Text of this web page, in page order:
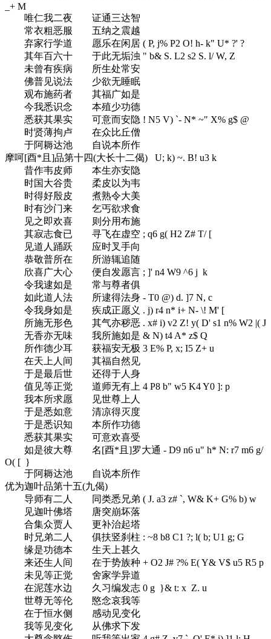
_+ M
唯仁我二夜 证通三达智
常衣粗恶服 五纳之震越
弃家行学道 愿乐在闲居 ( P, j% P2 O! h- k" U* ?' ?
其年百六十 于此无垢浊 " b& S. L2 s2 S. l/ W, Z
未曾有疾病 所生处常安
佛普见说法 少欲无睡眠
观布施药者 其福广如是
今我悉识念 本殖少功德
悉获其果实 可意而安隐 ! N5 V) `- N* ~" X% g$ @
时贤薄拘卢 在众比丘僧
于阿耨达池 自说本所作
摩呵[酉*且]品第十四(大长十二偈)
U; k) ~. B! u3 k
昔作韦皮师 本生亦安隐
时国大谷贵 柔皮以为韦
时得好殷皮 煮熟令大美
时有沙门来 乞丐欲求食
见之即欢喜 则分用布施
其寂志食已 寻飞在虚空 ; q6 g( H2 Z# T/ [
见道人踊跃 应时叉手向
恭敬普所在 所游辄追随
欣喜广大心 便自发愿言 ; ]' n4 W9 ^6 j k
令我逮如是 常与尊者俱
如此道人法 所逮得法身 - T0 @) d. ]7 N, c
令我身如是 疾成正愿义 . j) r4 n* i+ N- \! M' [
所施无形色 其气亦秽恶 . x# i) v2 Z! y( D' s1 n% W2 |( J
无香亦无味 我所施如是 & N) t4 A* z$ Q
所作德少耳 获福安无极 3 E% P, x; I5 Z+ u
在天上人间 其福自然见
于是最后世 还得于人身
值见等正觉 道师无有上 4 P8 b" w5 K4 Y0 ]: p
我本所求愿 见世尊上人
于是悉如意 清凉得灭度
于是悉识知 本所作功德
悉获其果实 可意欢喜受
如是彼大尊 名[酉*且]罗大通 - D9 n6 u" h* N: r7 m6 g/
O( [ }
于阿耨达池 自说本所作
优为迦叶品第十五(九偈)
导师有二人 同类悉兄弟 ( J. a3 z# `, W& K+ G% b) w
见迦叶佛塔 唐突崩坏落
合集众贾人 更补治起塔
时兄弟二人 俱扶竖刹柱 : ~8 b8 C1 ?; l( b; U1 g; G
缘是功德本 生天上甚久
来还生人间 在于势族种 + O2 J# ?% E( Y& V$ u5 R5 p
未见等正觉 舍家学异道
在泥莲水边 久习编发志 0 g }& t: x Z. u
世尊无等伦 愍念哀我等
在于恒水侧 感动见变化
我等见变化 从佛求下发